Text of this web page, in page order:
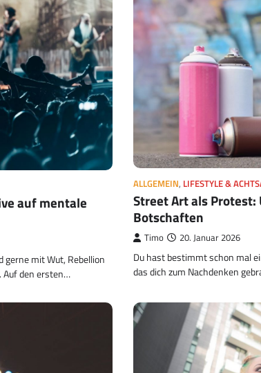
auf mentale
gerne mit Wut, Rebellion
Auf den ersten…
ALLGEMEIN, LIFESTYLE &
Street Art als
Botschaften
Timo 20. Januar 2026
Du hast bestimmt schon mal
das dich zum Nachdenken